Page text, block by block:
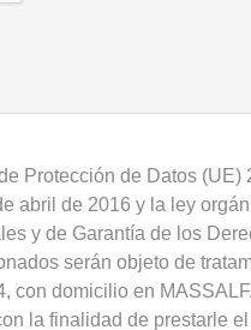
Protección de Datos (UE)
abril de 2016 y la ley
y de Garantía de los
serán objeto de
con domicilio en
la finalidad de prestarle